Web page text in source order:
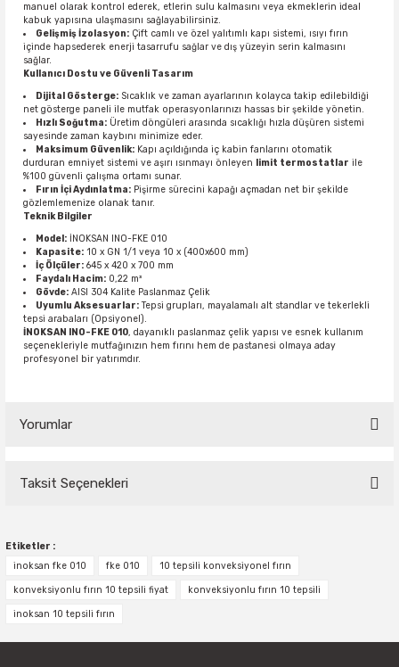
manuel olarak kontrol ederek, etlerin sulu kalmasını veya ekmeklerin ideal
kabuk yapısına ulaşmasını sağlayabilirsiniz.
Gelişmiş İzolasyon: Çift camlı ve özel yalıtımlı kapı sistemi, ısıyı fırın
içinde hapsederek enerji tasarrufu sağlar ve dış yüzeyin serin kalmasını
sağlar.
Kullanıcı Dostu ve Güvenli Tasarım
Dijital Gösterge: Sıcaklık ve zaman ayarlarının kolayca takip edilebildiği
net gösterge paneli ile mutfak operasyonlarınızı hassas bir şekilde yönetin.
Hızlı Soğutma: Üretim döngüleri arasında sıcaklığı hızla düşüren sistemi
sayesinde zaman kaybını minimize eder.
Maksimum Güvenlik: Kapı açıldığında iç kabin fanlarını otomatik
durduran emniyet sistemi ve aşırı ısınmayı önleyen limit termostatlar ile
%100 güvenli çalışma ortamı sunar.
Fırın İçi Aydınlatma: Pişirme sürecini kapağı açmadan net bir şekilde
gözlemlemenize olanak tanır.
Teknik Bilgiler
Model: İNOKSAN INO-FKE 010
Kapasite: 10 x GN 1/1 veya 10 x (400x600 mm)
İç Ölçüler: 645 x 420 x 700 mm
Faydalı Hacim: 0,22 m³
Gövde: AISI 304 Kalite Paslanmaz Çelik
Uyumlu Aksesuarlar:Tepsi grupları, mayalamalı alt standlar ve tekerlekli
tepsi arabaları (Opsiyonel).
İNOKSAN INO-FKE 010, dayanıklı paslanmaz çelik yapısı ve esnek kullanım
seçenekleriyle mutfağınızın hem fırını hem de pastanesi olmaya aday
profesyonel bir yatırımdır.
Yorumlar
Taksit Seçenekleri
Etiketler :
inoksan fke 010
fke 010 10 tepsili konveksiyonel fırın
konveksiyonlu fırın 10 tepsili fiyat konveksiyonlu fırın 10 tepsili
inoksan 10 tepsili fırın